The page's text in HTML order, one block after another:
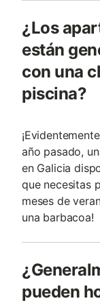
¿Los
están
con una
piscina?
año pasado,
en Galicia
que necesitas
meses de
una barbacoa!
pueden